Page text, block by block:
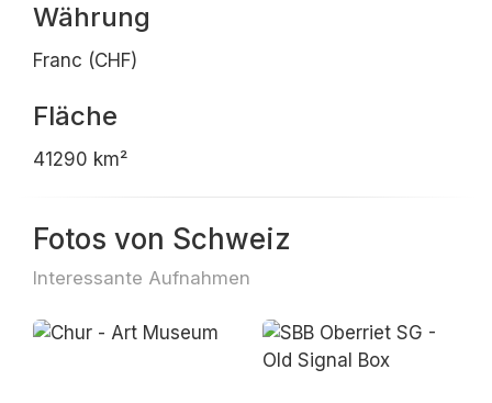
Währung
Franc (CHF)
Fläche
41290 km²
Fotos von Schweiz
Interessante Aufnahmen